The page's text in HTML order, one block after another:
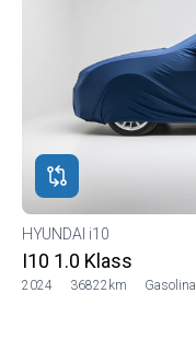
HYUNDAI i10
I10 1.0 Klass
2024 36822km Gasolina